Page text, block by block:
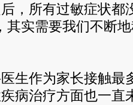
，所有过敏症状都
其实需要我们不断
作为家长接触最
病治疗方面也一直